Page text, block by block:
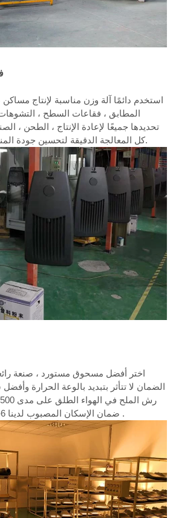
استخدم دائمًا آلة وزن مناسبة لإنتاج
المطابق ، فقاعات السطح ،
تحديدها جميعًا لإعادة الإنتاج ، الطحن ،
كل المعالجة الدقيقة لتحسين جودة المنتج مرة أخرى إلى الكمال.
اختر أفضل مسحوق مستورد ، صنعة
ضمان الإسكان المصبوب لدينا 6-8 سنوات عند الاستخدام .